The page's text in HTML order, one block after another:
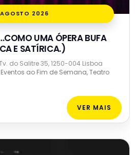
2026
UMA ÓPERA BUFA
E SATÍRICA.)
do Salitre 35, 1250-004 Lisboa
Eventos ao Fim de Semana Teatro
VER MAIS